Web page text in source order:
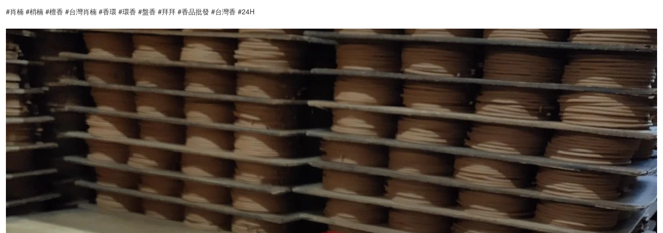
#肖楠 #梢楠 #檀香 #台灣肖楠 #香環 #環香 #盤香 #拜拜 #香品批發 #台灣香 #24H